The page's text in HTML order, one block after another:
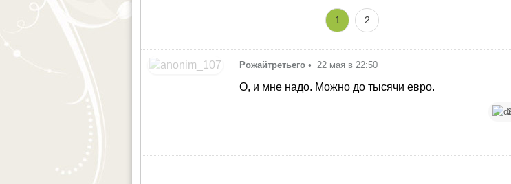
1 2
Рожайтретьего • 22 мая в 22:50
О, и мне надо. Можно до тысячи евро.